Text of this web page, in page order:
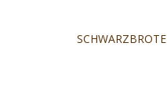
überspringenSCHWARZBROTE